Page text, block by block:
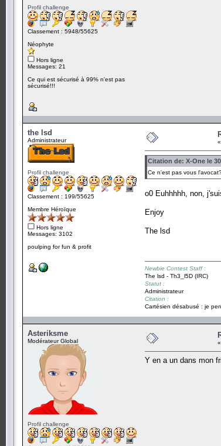
Profil challenge
Classement : 5948/55625
Néophyte
Hors ligne
Messages: 21
Ce qui est sécurisé à 99% n'est pas
sécurisé!!!
the lsd
Administrateur
Profil challenge
Classement : 199/55625
Membre Héroïque
Hors ligne
Messages: 3102
poulping for fun & profit
«
Citation de: X-One le
Ce n'est pas vous
o0 Euhhhhh, non,
Enjoy
The lsd
Newbie Contest Staff :
The lsd - Th3_l5D (IRC)
Statut :
Administrateur
Citation :
Cartésien désabusé : je
Asteriksme
Modérateur Global
Profil challenge
«
Y en a un dans mon